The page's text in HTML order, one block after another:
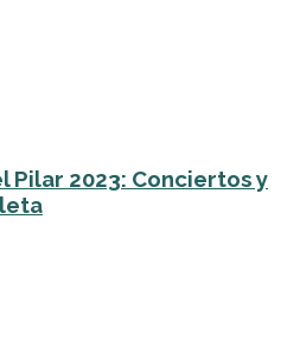
Pilar 2023: Conciertos y